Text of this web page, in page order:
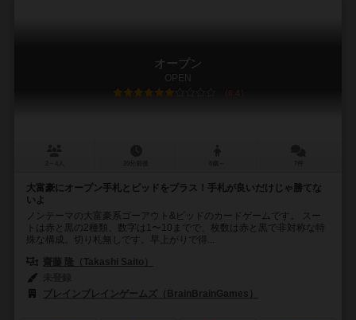
オープン
OPEN
6.4
大富豪にオープン手札とビッドをプラス！手札が良いだけじゃ勝てな
いよ
ノンテーマの大富豪系ゴーアウト&ビッドのカードゲームです。 スー
トは赤と黒の2種類、数字は1〜10までで、枚数は赤と黒で非対称な特
殊な構成。切り札無しです。早上がりで得...
齋藤 隆（Takashi Saito）
ブレインブレインゲームズ（BrainBrainGames）